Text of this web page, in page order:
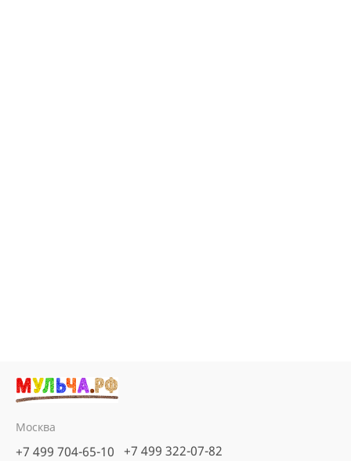
Москва
+7 499 704-65-10 +7 499 322-07-82